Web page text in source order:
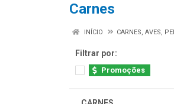
Carnes
INÍCIO CARNES, AVES,
Filtrar por:
Promoções